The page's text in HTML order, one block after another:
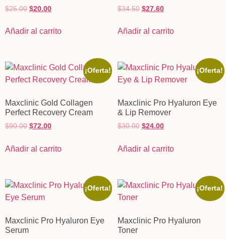
$25.00 $20.00
Añadir al carrito
$34.50 $27.60
Añadir al carrito
¡Oferta!
Maxclinic Gold Collagen
Perfect Recovery Cream
$90.00 $72.00
Añadir al carrito
¡Oferta!
Maxclinic Pro Hyaluron Eye
& Lip Remover
$30.00 $24.00
Añadir al carrito
¡Oferta!
Maxclinic Pro Hyaluron Eye
Serum
¡Oferta!
Maxclinic Pro Hyaluron
Toner